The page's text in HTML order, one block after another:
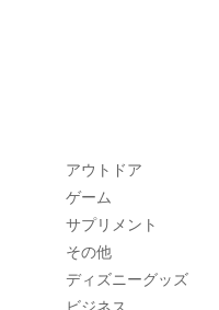
アウトドア
ゲーム
サプリメント
その他
ディズニーグッズ